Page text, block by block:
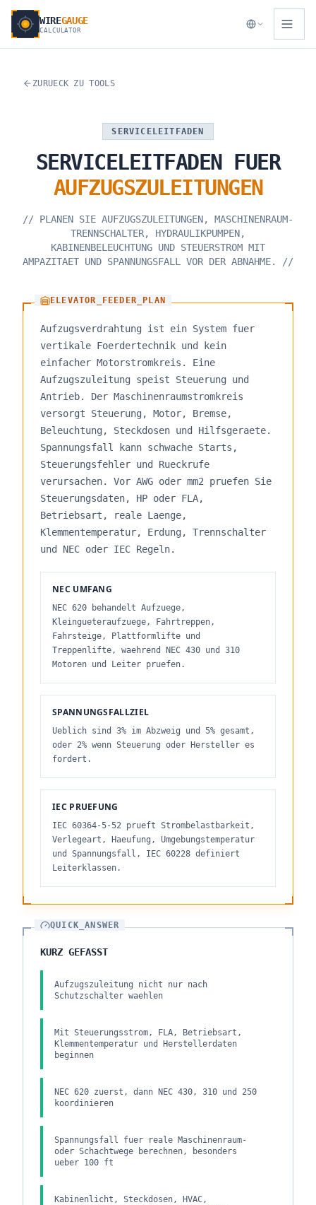
WIREGAUGE
CALCULATOR
ZURUECK ZU TOOLS
SERVICELEITFADEN
SERVICELEITFADEN FUER
AUFZUGSZULEITUNGEN
// PLANEN SIE AUFZUGSZULEITUNGEN, MASCHINENRAUM-
TRENNSCHALTER, HYDRAULIKPUMPEN,
KABINENBELEUCHTUNG UND STEUERSTROM MIT
AMPAZITAET UND SPANNUNGSFALL VOR DER ABNAHME.
//
ELEVATOR_FEEDER_PLAN
Aufzugsverdrahtung ist ein System fuer
vertikale Foerdertechnik und kein
einfacher Motorstromkreis. Eine
Aufzugszuleitung speist Steuerung und
Antrieb. Der Maschinenraumstromkreis
versorgt Steuerung, Motor, Bremse,
Beleuchtung, Steckdosen und Hilfsgeraete.
Spannungsfall kann schwache Starts,
Steuerungsfehler und Rueckrufe
verursachen. Vor AWG oder mm2 pruefen Sie
Steuerungsdaten, HP oder FLA,
Betriebsart, reale Laenge,
Klemmentemperatur, Erdung, Trennschalter
und NEC oder IEC Regeln.
NEC UMFANG
NEC 620 behandelt Aufzuege,
Kleingueteraufzuege, Fahrtreppen,
Fahrsteige, Plattformlifte und
Treppenlifte, waehrend NEC 430 und 310
Motoren und Leiter pruefen.
SPANNUNGSFALLZIEL
Ueblich sind 3% im Abzweig und 5% gesamt,
oder 2% wenn Steuerung oder Hersteller es
fordert.
IEC PRUEFUNG
IEC 60364-5-52 prueft Strombelastbarkeit,
Verlegeart, Haeufung, Umgebungstemperatur
und Spannungsfall, IEC 60228 definiert
Leiterklassen.
QUICK_ANSWER
KURZ GEFASST
Aufzugszuleitung nicht nur nach
Schutzschalter waehlen
Mit Steuerungsstrom, FLA, Betriebsart,
Klemmentemperatur und Herstellerdaten
beginnen
NEC 620 zuerst, dann NEC 430, 310 und 250
koordinieren
Spannungsfall fuer reale Maschinenraum-
oder Schachtwege berechnen, besonders
ueber 100 ft
Kabinenlicht, Steckdosen, HVAC,